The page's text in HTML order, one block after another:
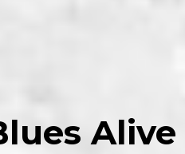
Alive